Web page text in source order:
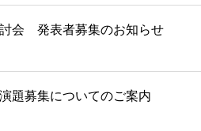
会 発表者募集のお知らせ
題募集についてのご案内